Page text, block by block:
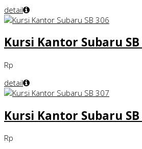
detail
Kursi Kantor Subaru SB
Rp
detail
Kursi Kantor Subaru SB
Rp